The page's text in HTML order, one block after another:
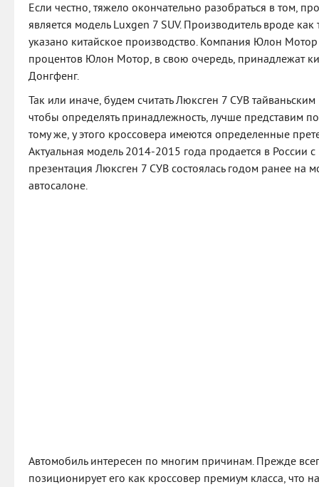
Если честно, тяжело окончательно разобраться в том,
является модель Luxgen 7 SUV. Производитель вроде
указано китайское производство. Компания Юлон
процентов Юлон Мотор, в свою очередь, принадлежат
Донгфенг.
Так или иначе, будем считать Люксген 7 СУВ
чтобы определять принадлежность, лучше представим
тому же, у этого кроссовера имеются определенные
Актуальная модель 2014-2015 года продается в России
презентация Люксген 7 СУВ состоялась годом ранее на
автосалоне.
Автомобиль интересен по многим причинам. Прежде
позиционирует его как кроссовер премиум класса, что